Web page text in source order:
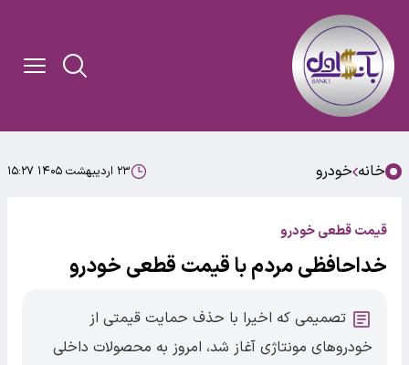
خانه خودرو ۲۳ اردیبهشت ۱۴۰۵ ۱۵:۲۷
قیمت قطعی خودرو
خداحافظی مردم با قیمت قطعی خودرو
تصمیمی که اخیرا با حذف حمایت قیمتی از
خودروهای مونتاژی آغاز شد، امروز به محصولات داخلی